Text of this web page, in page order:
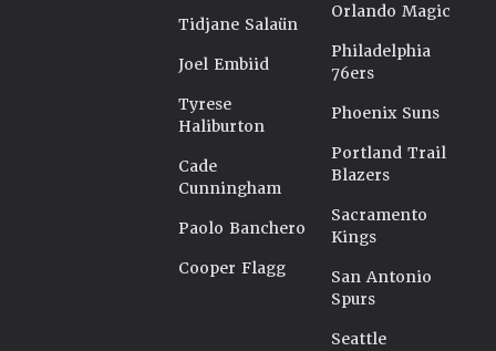
Tidjane Salaün
Joel Embiid
Tyrese
Haliburton
Cade
Cunningham
Paolo Banchero
Cooper Flagg
Orlando Magic
Philadelphia
76ers
Phoenix Suns
Portland Trail
Blazers
Sacramento
Kings
San Antonio
Spurs
Seattle